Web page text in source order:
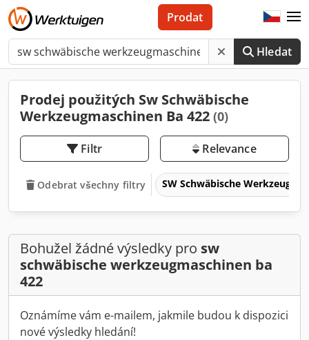
Hledat
Prodat
Prodej použitých Sw Schwäbische
Werkzeugmaschinen Ba 422 (0)
Filtr Relevance
Odebrat všechny filtry SW Schwäbische
Bohužel žádné výsledky pro sw
schwäbische werkzeugmaschinen ba
422
Oznámíme vám e-mailem, jakmile budou k dispozici
nové výsledky hledání!